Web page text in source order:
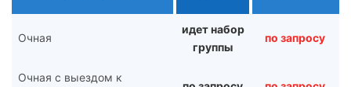
Очная
идет набор
группы
по запросу
Очная с выездом к